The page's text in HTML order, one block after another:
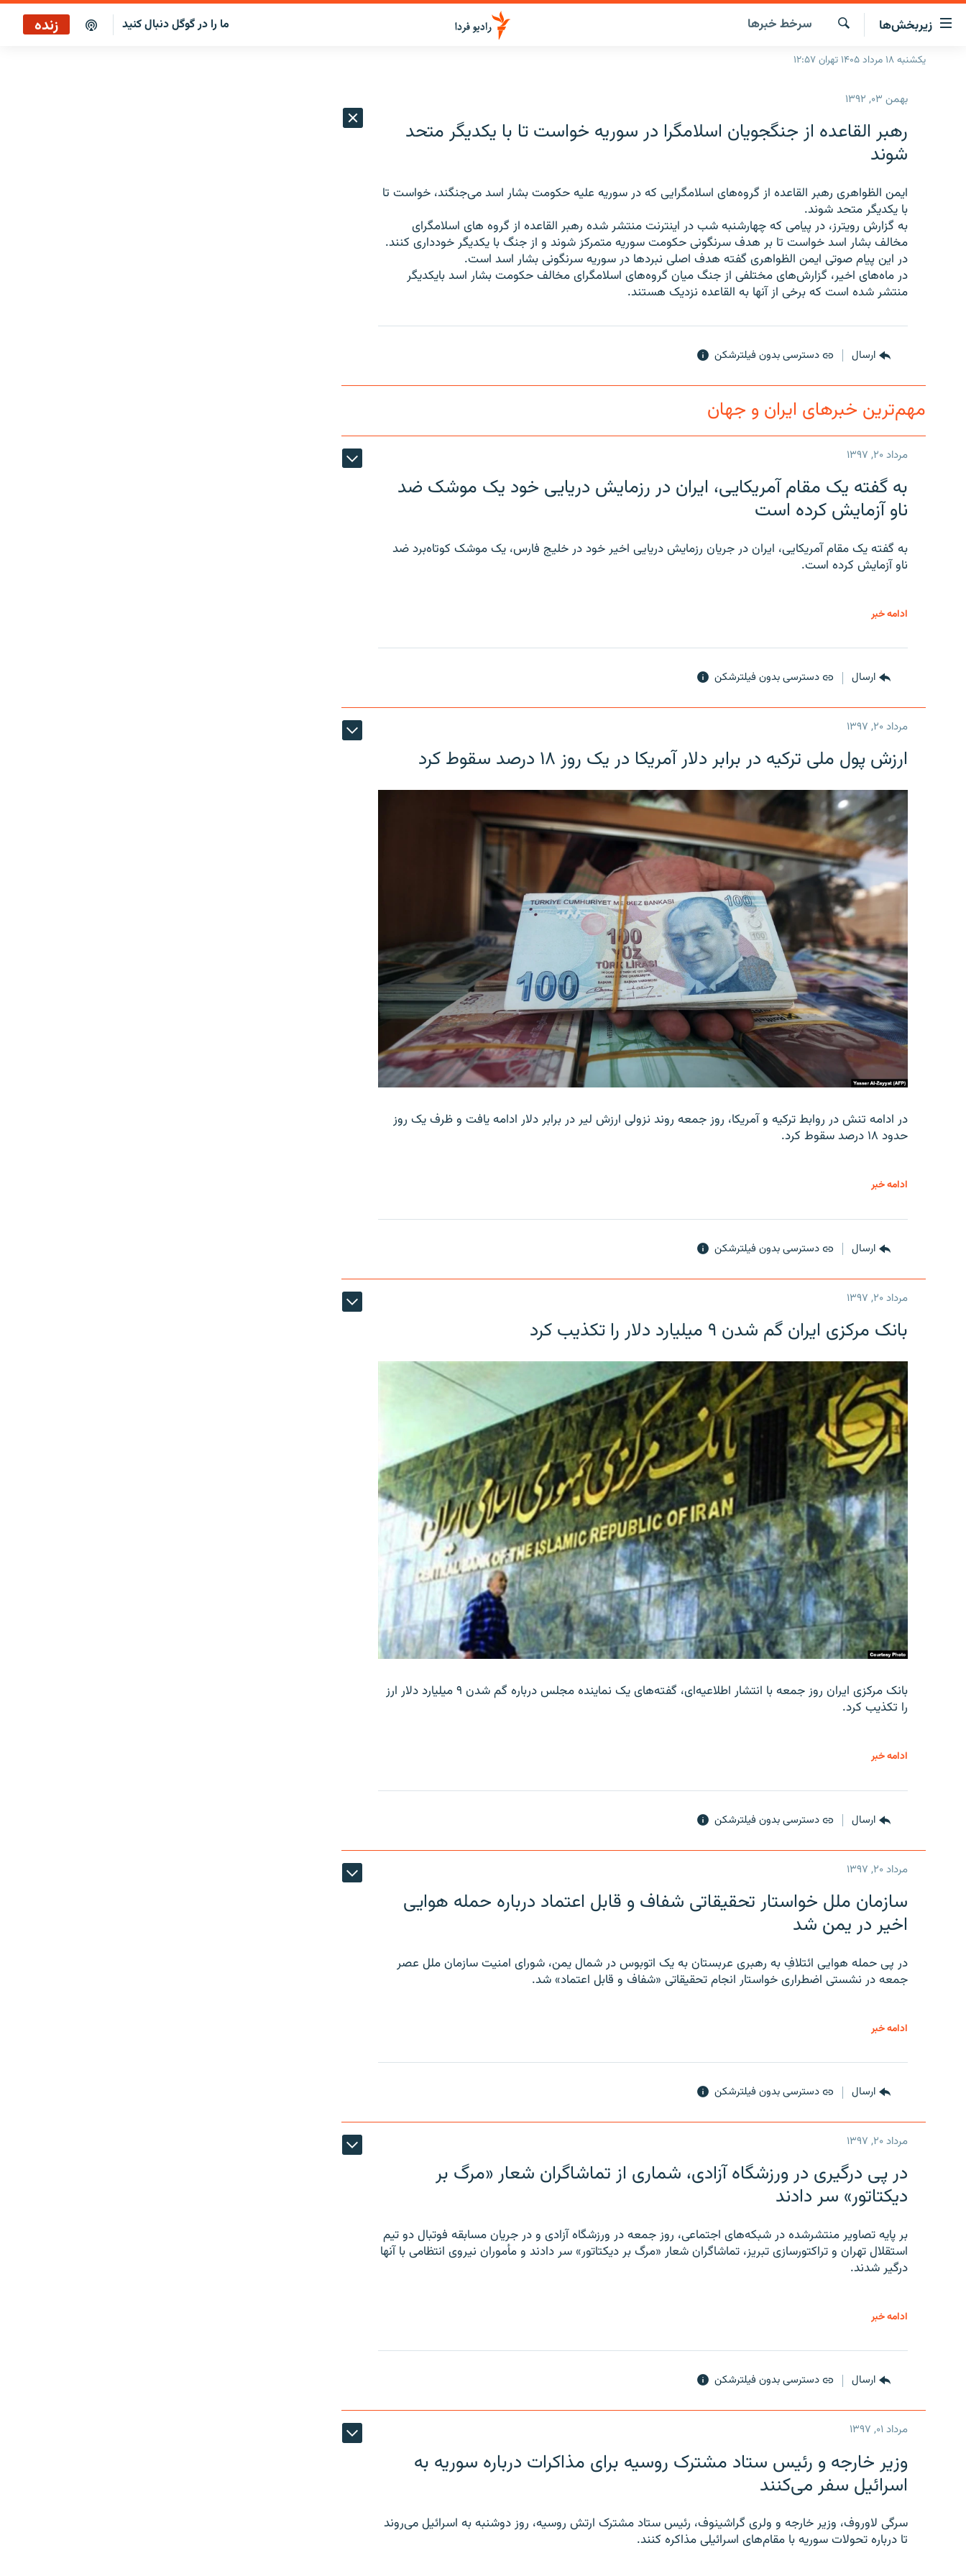
لینک‌های
قابلیت
دسترسی
زیربخش‌ها
صفحه اصلی
انتخاب کنید و بشنوید
برنامه‌های رادیویی
فرکانس‌ها
چندرسانه‌ای
گزارش‌های تصویری
گزارش‌های ویدئویی
جستجو
سرخط‌ خبرها ما را در گوگل دنبال کنید زنده
یکشنبه ۱۸ مرداد ۱۴۰۵ تهران ۱۲:۵۷
بهمن ۰۳, ۱۳۹۲
رهبر القاعده از جنگجویان اسلامگرا در سوریه خواست تا با یکدیگر متحد
شوند
ایمن الظواهری رهبر القاعده از گروه‌های اسلامگرایی که در سوریه علیه حکومت بشار اسد می‌جنگند، خواست تا
با یکدیگر متحد شوند.
به گزارش رویترز، در پیامی که چهارشنبه شب در اینترنت منتشر شده رهبر القاعده از گروه های اسلامگرای
مخالف بشار اسد خواست تا بر هدف سرنگونی حکومت سوریه متمرکز شوند و از جنگ با یکدیگر خودداری کنند.
در این پیام صوتی ایمن الظواهری گفته هدف اصلی نبردها در سوریه سرنگونی بشار اسد است.
در ماه‌های اخیر، گزارش‌های مختلفی از جنگ میان گروه‌های اسلامگرای مخالف حکومت بشار اسد بایکدیگر
منتشر شده است که برخی از آنها به القاعده نزدیک هستند.
ارسال دسترسی بدون فیلترشکن
مهم‌ترین خبرهای ایران و جهان
مرداد ۲۰, ۱۳۹۷
به گفته یک مقام آمریکایی، ایران در رزمایش دریایی خود یک موشک ضد
ناو آزمایش کرده است
به گفته یک مقام آمریکایی، ایران در جریان رزمایش دریایی اخیر خود در خلیج فارس، یک موشک کوتاه‌برد ضد
ناو آزمایش کرده است.
ادامه خبر
ارسال دسترسی بدون فیلترشکن
مرداد ۲۰, ۱۳۹۷
ارزش پول ملی ترکیه در برابر دلار آمریکا در یک روز ۱۸ درصد سقوط کرد
در ادامه تنش در روابط ترکیه و آمریکا، روز جمعه روند نزولی ارزش لیر در برابر دلار ادامه یافت و ظرف یک روز
حدود ۱۸ درصد سقوط کرد.
ادامه خبر
ارسال دسترسی بدون فیلترشکن
مرداد ۲۰, ۱۳۹۷
بانک مرکزی ایران گم شدن ۹ میلیارد دلار را تکذیب کرد
بانک مرکزی ایران روز جمعه با انتشار اطلاعیه‌ای، گفته‌های یک نماینده مجلس درباره گم شدن ۹ میلیارد دلار ارز
را تکذیب کرد.
ادامه خبر
ارسال دسترسی بدون فیلترشکن
مرداد ۲۰, ۱۳۹۷
سازمان ملل خواستار تحقیقاتی شفاف و قابل اعتماد درباره حمله هوایی
اخیر در یمن شد
در پی حمله هوایی ائتلافِ به رهبری عربستان به یک اتوبوس در شمال یمن، شورای امنیت سازمان ملل عصر
جمعه در نشستی اضطراری خواستار انجام تحقیقاتی «شفاف و قابل اعتماد» شد.
ادامه خبر
ارسال دسترسی بدون فیلترشکن
مرداد ۲۰, ۱۳۹۷
در پی درگیری در ورزشگاه آزادی، شماری از تماشاگران شعار «مرگ بر
دیکتاتور» سر دادند
بر پایه تصاویر منتشرشده در شبکه‌های اجتماعی، روز جمعه در ورزشگاه آزادی و در جریان مسابقه فوتبال دو تیم
استقلال تهران و تراکتورسازی تبریز، تماشاگران شعار «مرگ بر دیکتاتور» سر دادند و مأموران نیروی انتظامی با آنها
درگیر شدند.
ادامه خبر
ارسال دسترسی بدون فیلترشکن
مرداد ۰۱, ۱۳۹۷
وزیر خارجه و رئیس‌ ستاد مشترک روسیه برای مذاکرات درباره سوریه به
اسرائیل سفر می‌کنند
سرگی لاوروف، وزیر خارجه و ولری گراشینوف، رئیس ستاد مشترک ارتش روسیه، روز دوشنبه به اسرائیل می‌روند
تا درباره تحولات سوریه با مقام‌های اسرائیلی مذاکره کنند.